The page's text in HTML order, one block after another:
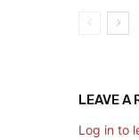
LEAVE A
Log in to